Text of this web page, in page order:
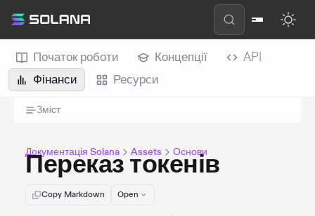
Початок роботи Концепції
API
Фінанси
Ресурси
Зміст
Документація Solana Assets Основи
Переказ токенів
Copy Markdown Open